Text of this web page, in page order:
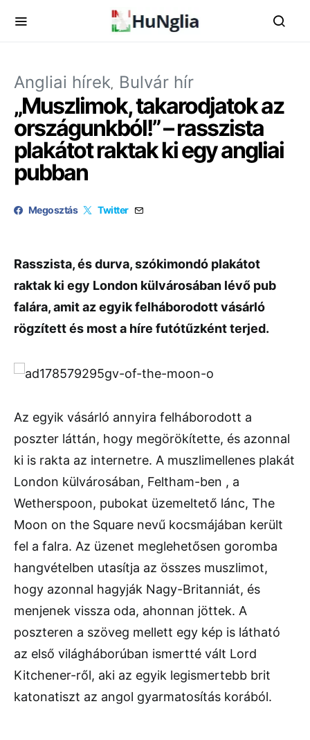
Angliai hírek Bulvár hír
„Muszlimok, takarodjatok az
országunkból!” – rasszista
plakátot raktak ki egy angliai
pubban
Megosztás Twitter
Rasszista, és durva, szókimondó plakátot
raktak ki egy London külvárosában lévő pub
falára, amit az egyik felháborodott vásárló
rögzített és most a híre futótűzként terjed.
Az egyik vásárló annyira felháborodott a
poszter láttán, hogy megörökítette, és azonnal
ki is rakta az internetre. A muszlimellenes plakát
London külvárosában, Feltham-ben , a
Wetherspoon, pubokat üzemeltető lánc, The
Moon on the Square nevű kocsmájában került
fel a falra. Az üzenet meglehetősen goromba
hangvételben utasítja az összes muszlimot,
hogy azonnal hagyják Nagy-Britanniát, és
menjenek vissza oda, ahonnan jöttek. A
poszteren a szöveg mellett egy kép is látható
az első világháborúban ismertté vált Lord
Kitchener-ről, aki az egyik legismertebb brit
katonatiszt az angol gyarmatosítás korából.